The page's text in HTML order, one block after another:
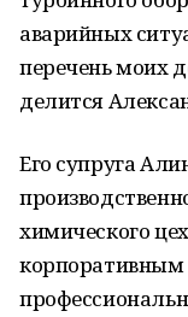
аварийных
перечень моих
делится
Его супруга
химического
корпоративным